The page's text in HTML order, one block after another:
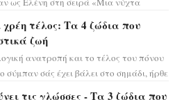
χρέη τέλος: Τα 4 ζώδια που
ζωή
ανατροπή και το τέλος του πόνου
σύμπαν σάς έχει βάλει στο σημάδι, ήρθε
τις γλώσσες - Τα 3 ζώδια που